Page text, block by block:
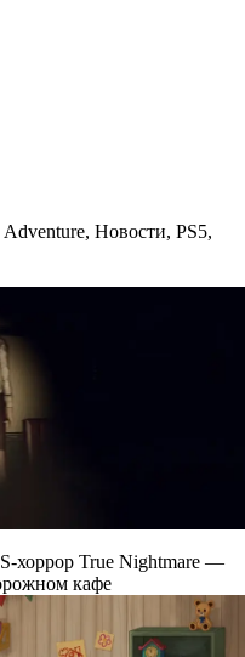
Adventure, Новости, PS5,
хоррор True Nightmare —
кафе